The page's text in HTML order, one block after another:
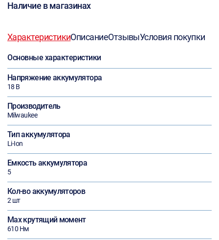
Наличие в магазинах
ХарактеристикиОписаниеОтзывыУсловия покупки
Основные характеристики
Напряжение аккумулятора
18 В
Производитель
Milwaukee
Тип аккумулятора
Li-Ion
Емкость аккумулятора
5
Кол-во аккумуляторов
2 шт
Max крутящий момент
610 Нм